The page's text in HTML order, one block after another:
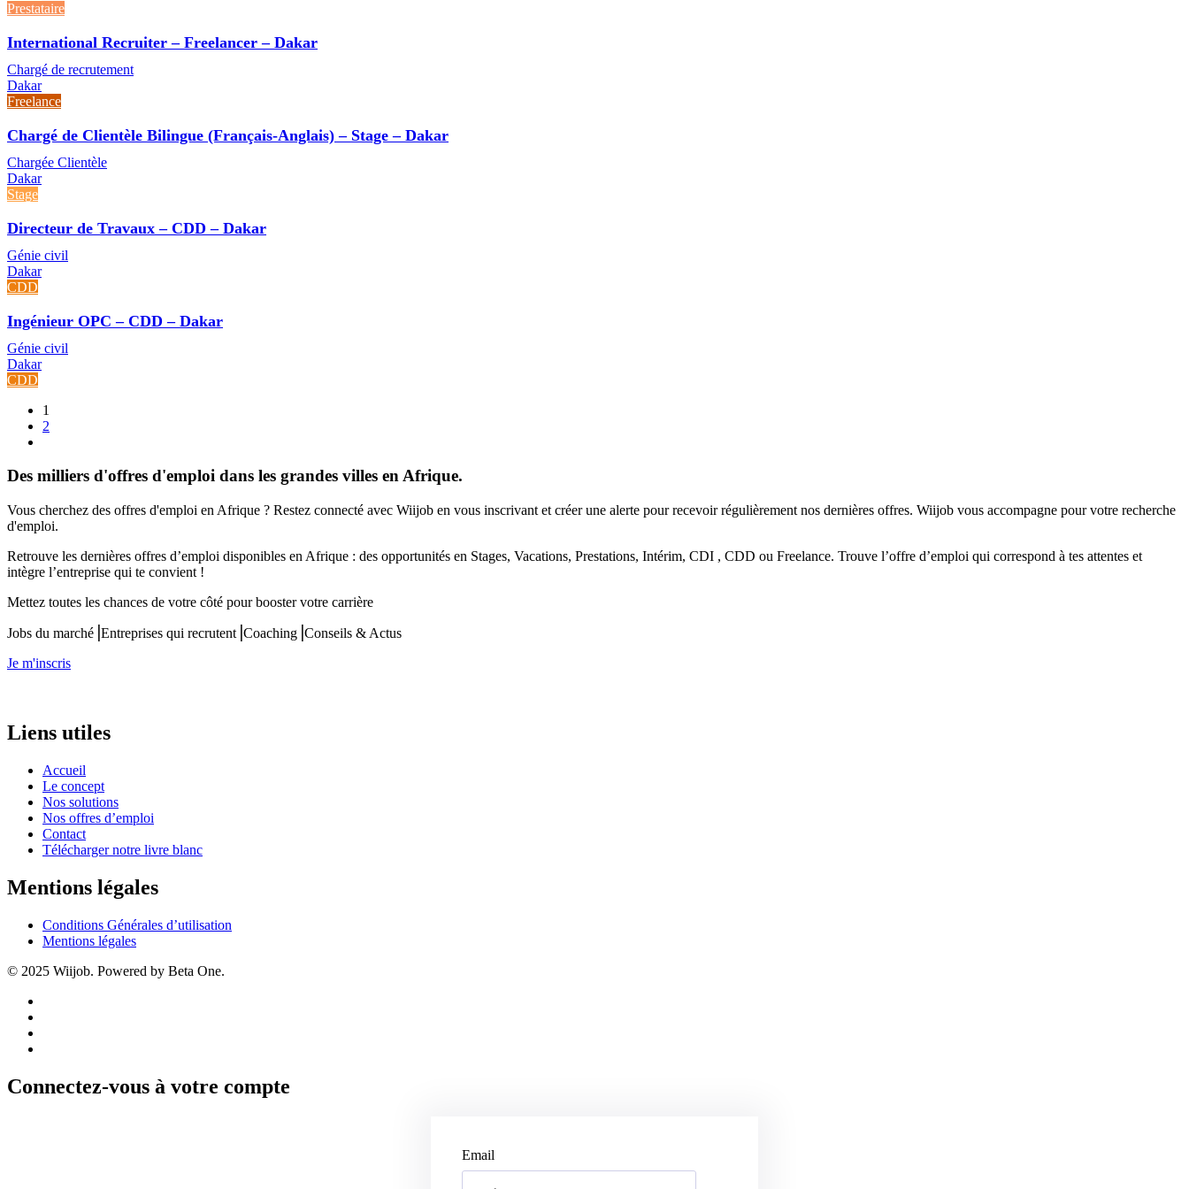
Prestataire
International Recruiter – Freelancer – Dakar
Chargé de recrutement
Dakar
Freelance
Chargé de Clientèle Bilingue (Français-Anglais) – Stage – Dakar
Chargée Clientèle
Dakar
Stage
Directeur de Travaux – CDD – Dakar
Génie civil
Dakar
CDD
Ingénieur OPC – CDD – Dakar
Génie civil
Dakar
CDD
1
2
Des milliers d'offres d'emploi dans les grandes villes en Afrique.
Vous cherchez des offres d'emploi en Afrique ? Restez connecté avec Wiijob en vous inscrivant et créer une alerte pour recevoir régulièrement nos dernières offres. Wiijob vous accompagne pour votre recherche
d'emploi.
Retrouve les dernières offres d’emploi disponibles en Afrique : des opportunités en Stages, Vacations, Prestations, Intérim, CDI , CDD ou Freelance. Trouve l’offre d’emploi qui correspond à tes attentes et
intègre l’entreprise qui te convient !
Mettez toutes les chances de votre côté pour booster votre carrière
Jobs du marché⎟Entreprises qui recrutent⎟Coaching⎟Conseils & Actus
Je m'inscris
Liens utiles
Accueil
Le concept
Nos solutions
Nos offres d’emploi
Contact
Télécharger notre livre blanc
Mentions légales
Conditions Générales d’utilisation
Mentions légales
© 2025 Wiijob. Powered by Beta One.
Connectez-vous à votre compte
Email